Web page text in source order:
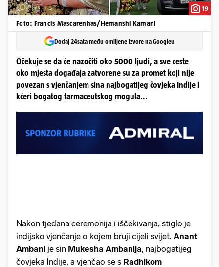
19
Foto: Francis Mascarenhas/Hemanshi Kamani
Dodaj 24sata među omiljene izvore na Googleu
Očekuje se da će nazočiti oko 5000 ljudi, a sve ceste
oko mjesta događaja zatvorene su za promet koji nije
povezan s vjenčanjem sina najbogatijeg čovjeka Indije i
kćeri bogatog farmaceutskog mogula...
Nakon tjedana ceremonija i iščekivanja, stiglo je
indijsko vjenčanje o kojem bruji cijeli svijet. Anant
Ambani je sin Mukesha Ambanija, najbogatijeg
čovjeka Indije, a vjenčao se s Radhikom